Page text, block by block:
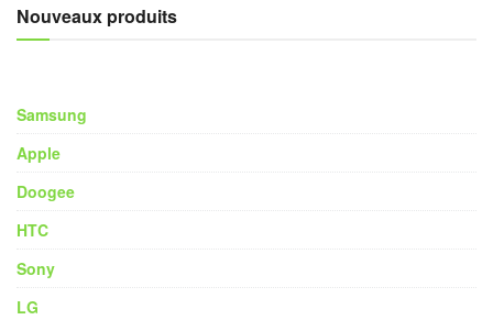
Nouveaux produits
Samsung
Apple
Doogee
HTC
Sony
LG